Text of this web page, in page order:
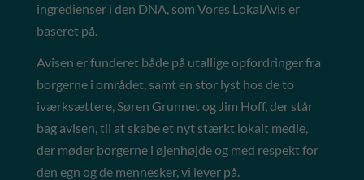
ingredienser i den DNA, som Vores LokalAvis er
baseret på.
Avisen er funderet både på utallige opfordringer fra
borgerne i området, samt en stor lyst hos de to
iværksættere, Søren Grunnet og Jim Hoff, der står
bag avisen, til at skabe et nyt stærkt lokalt medie,
der møder borgerne i øjenhøjde og med respekt for
den egn og de mennesker, vi lever på.